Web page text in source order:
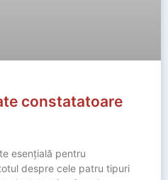
constatatoare
esențială pentru
despre cele patru tipuri